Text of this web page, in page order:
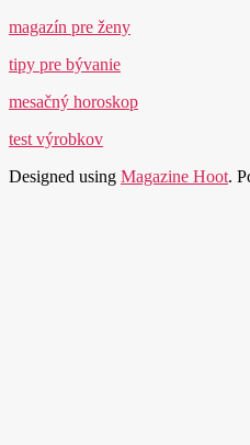
magazín pre ženy
tipy pre bývanie
mesačný horoskop
test výrobkov
Designed using Magazine Hoot.